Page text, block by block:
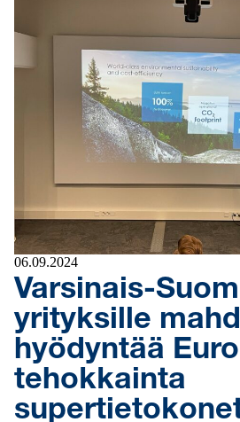
06.09.2024
Varsinais-
yrityksille
hyödyntää
tehokkainta